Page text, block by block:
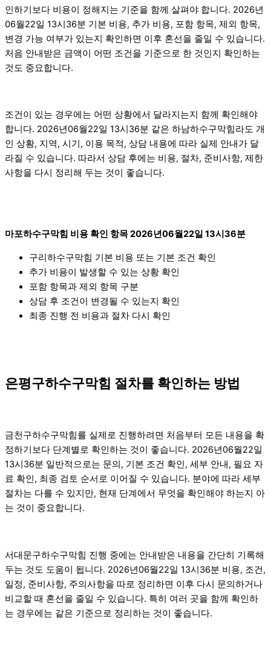
인하기보다 비용이 정해지는 기준을 함께 살펴야 합니다. 2026년
06월22일 13시36분 기본 비용, 추가 비용, 포함 항목, 제외 항목,
변경 가능 여부가 있는지 확인하면 이후 혼선을 줄일 수 있습니다.
처음 안내받은 금액이 어떤 조건을 기준으로 한 것인지 확인하는
것도 중요합니다.
조건이 있는 경우에는 어떤 상황에서 달라지는지 함께 확인해야
합니다. 2026년06월22일 13시36분 같은 하남하수구막힘라도 개
인 상황, 지역, 시기, 이용 목적, 상담 내용에 따라 실제 안내가 달
라질 수 있습니다. 따라서 상담 후에는 비용, 절차, 준비사항, 제한
사항을 다시 정리해 두는 것이 좋습니다.
마포하수구막힘 비용 확인 항목 2026년06월22일 13시36분
구리하수구막힘 기본 비용 또는 기본 조건 확인
추가 비용이 발생할 수 있는 상황 확인
포함 항목과 제외 항목 구분
상담 후 조건이 변경될 수 있는지 확인
최종 진행 전 비용과 절차 다시 확인
은평구하수구막힘 절차를 확인하는 방법
금천구하수구막힘를 실제로 진행하려면 처음부터 모든 내용을 확
정하기보다 단계별로 확인하는 것이 좋습니다. 2026년06월22일
13시36분 일반적으로는 문의, 기본 조건 확인, 세부 안내, 필요 자
료 확인, 최종 검토 순서로 이어질 수 있습니다. 분야에 따라 세부
절차는 다를 수 있지만, 현재 단계에서 무엇을 확인해야 하는지 아
는 것이 중요합니다.
서대문구하수구막힘 진행 중에는 안내받은 내용을 간단히 기록해
두는 것도 도움이 됩니다. 2026년06월22일 13시36분 비용, 조건,
일정, 준비사항, 주의사항을 따로 정리하면 이후 다시 문의하거나
비교할 때 혼선을 줄일 수 있습니다. 특히 여러 곳을 함께 확인하
는 경우에는 같은 기준으로 정리하는 것이 좋습니다.